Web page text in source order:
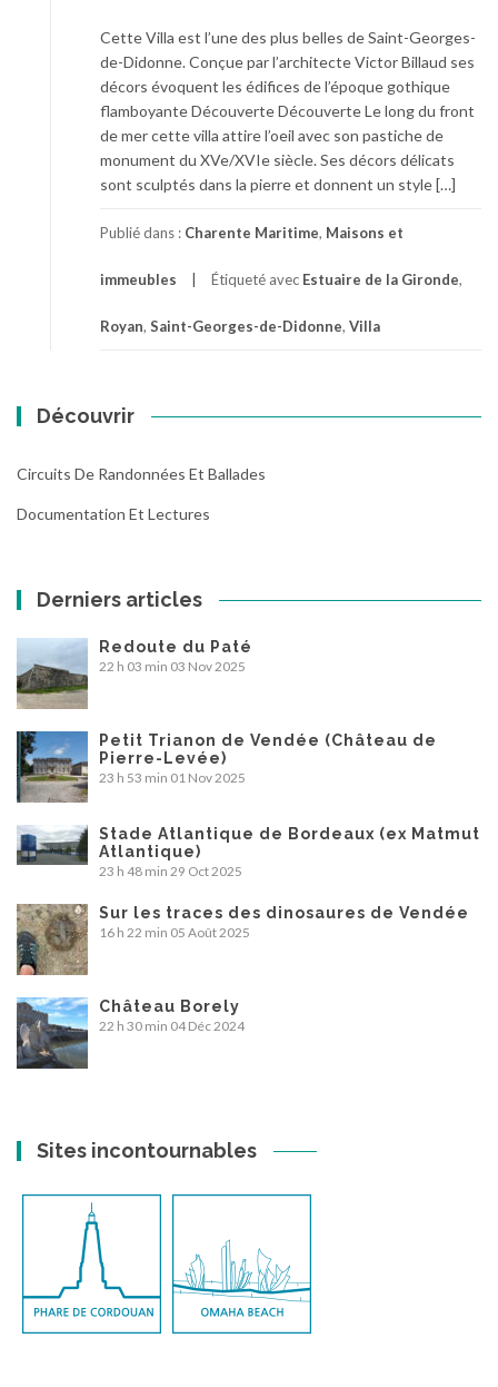
Cette Villa est l’une des plus belles de Saint-Georges-
de-Didonne. Conçue par l’architecte Victor Billaud ses
décors évoquent les édifices de l’époque gothique
flamboyante Découverte Découverte Le long du front
de mer cette villa attire l’oeil avec son pastiche de
monument du XVe/XVIe siècle. Ses décors délicats
sont sculptés dans la pierre et donnent un style […]
Publié dans : Charente Maritime, Maisons et
immeubles Étiqueté avec Estuaire de la Gironde,
Royan, Saint-Georges-de-Didonne, Villa
Découvrir
Circuits De Randonnées Et Ballades
Documentation Et Lectures
Derniers articles
Redoute du Paté
22 h 03 min 03 Nov 2025
Petit Trianon de Vendée (Château de
Pierre-Levée)
23 h 53 min 01 Nov 2025
Stade Atlantique de Bordeaux (ex Matmut
Atlantique)
23 h 48 min 29 Oct 2025
Sur les traces des dinosaures de Vendée
16 h 22 min 05 Août 2025
Château Borely
22 h 30 min 04 Déc 2024
Sites incontournables